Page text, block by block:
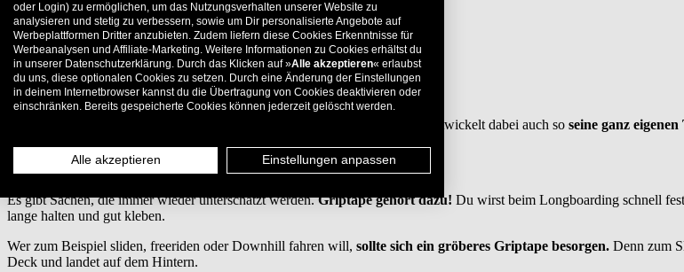
5.
Griptape aufziehen ist nicht schwer, erfordert aber ein wenig Übung. Jeder entwickelt dabei auch so seine ganz
Die Unterschiede beim Griptape
Es gibt Sachen, die immer wieder unterschätzt werden.Griptape gehört dazu! Du wirst beim Longboarding schnell
lange halten und gut kleben.
Wer zum Beispiel sliden, freeriden oder Downhill fahren will, sollte sich ein gröberes Griptape besorgen. Denn zum
Deck und landet auf dem Hintern.
oder Login) zu ermöglichen, um das Nutzungsverhalten unserer Website zu
analysieren und stetig zu verbessern, sowie um Dir personalisierte Angebote auf
Werbeplattformen Dritter anzubieten. Zudem liefern diese Cookies Erkenntnisse für
Werbeanalysen und Affiliate-Marketing. Weitere Informationen zu Cookies erhältst du
in unserer Datenschutzerklärung. Durch das Klicken auf »Alle akzeptieren« erlaubst
du uns, diese optionalen Cookies zu setzen. Durch eine Änderung der Einstellungen
in deinem Internetbrowser kannst du die Übertragung von Cookies deaktivieren oder
einschränken. Bereits gespeicherte Cookies können jederzeit gelöscht werden.
Alle akzeptieren Einstellungen anpassen